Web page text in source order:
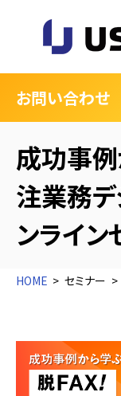
お問い合わせ
成功事例
注業務
ンライン
HOME セミナー